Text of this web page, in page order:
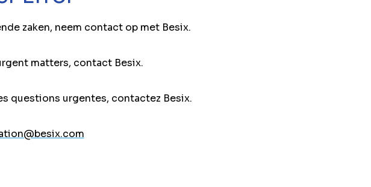
zaken, neem contact op met Besix.
matters, contact Besix.
questions urgentes, contactez Besix.